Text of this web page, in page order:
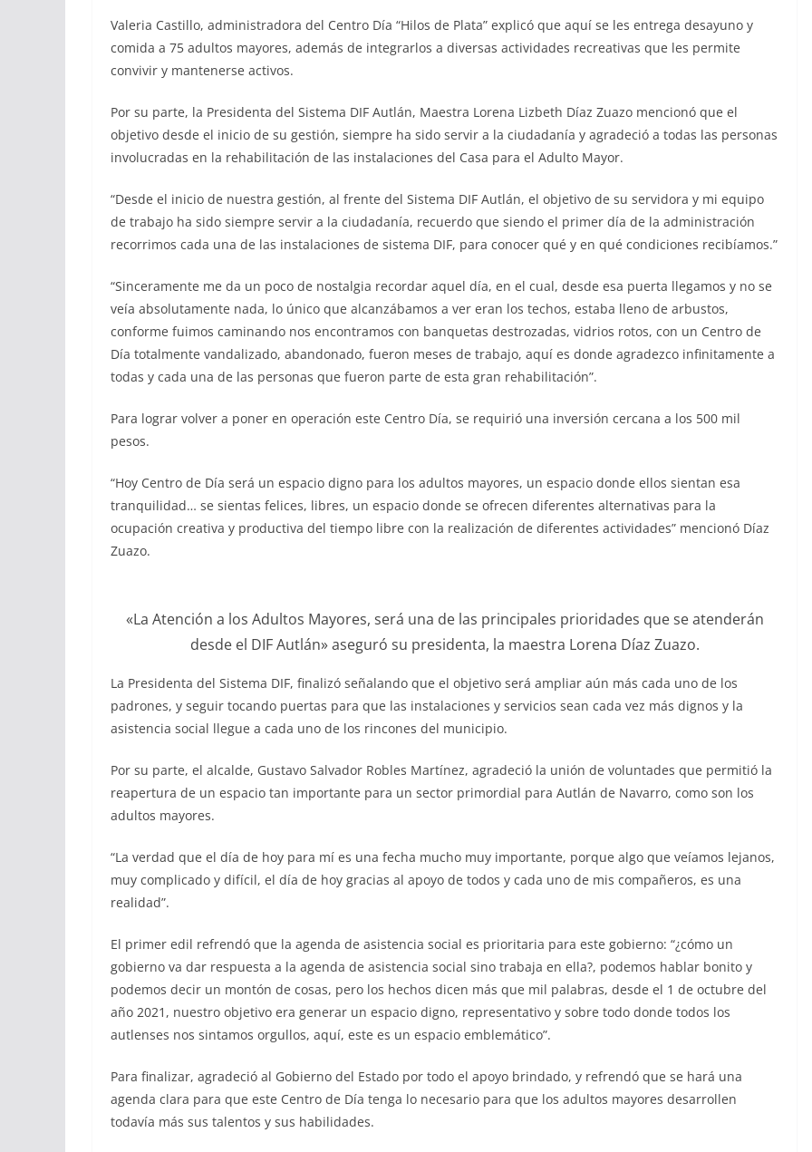
Valeria Castillo, administradora del Centro Día “Hilos de Plata” explicó que aquí se les entrega desayuno y
comida a 75 adultos mayores, además de integrarlos a diversas actividades recreativas que les permite
convivir y mantenerse activos.
Por su parte, la Presidenta del Sistema DIF Autlán, Maestra Lorena Lizbeth Díaz Zuazo mencionó que el
objetivo desde el inicio de su gestión, siempre ha sido servir a la ciudadanía y agradeció a todas las personas
involucradas en la rehabilitación de las instalaciones del Casa para el Adulto Mayor.
“Desde el inicio de nuestra gestión, al frente del Sistema DIF Autlán, el objetivo de su servidora y mi equipo
de trabajo ha sido siempre servir a la ciudadanía, recuerdo que siendo el primer día de la administración
recorrimos cada una de las instalaciones de sistema DIF, para conocer qué y en qué condiciones recibíamos.”
“Sinceramente me da un poco de nostalgia recordar aquel día, en el cual, desde esa puerta llegamos y no se
veía absolutamente nada, lo único que alcanzábamos a ver eran los techos, estaba lleno de arbustos,
conforme fuimos caminando nos encontramos con banquetas destrozadas, vidrios rotos, con un Centro de
Día totalmente vandalizado, abandonado, fueron meses de trabajo, aquí es donde agradezco infinitamente a
todas y cada una de las personas que fueron parte de esta gran rehabilitación”.
Para lograr volver a poner en operación este Centro Día, se requirió una inversión cercana a los 500 mil
pesos.
“Hoy Centro de Día será un espacio digno para los adultos mayores, un espacio donde ellos sientan esa
tranquilidad… se sientas felices, libres, un espacio donde se ofrecen diferentes alternativas para la
ocupación creativa y productiva del tiempo libre con la realización de diferentes actividades” mencionó Díaz
Zuazo.
«La Atención a los Adultos Mayores, será una de las principales prioridades que se atenderán
desde el DIF Autlán» aseguró su presidenta, la maestra Lorena Díaz Zuazo.
La Presidenta del Sistema DIF, finalizó señalando que el objetivo será ampliar aún más cada uno de los
padrones, y seguir tocando puertas para que las instalaciones y servicios sean cada vez más dignos y la
asistencia social llegue a cada uno de los rincones del municipio.
Por su parte, el alcalde, Gustavo Salvador Robles Martínez, agradeció la unión de voluntades que permitió la
reapertura de un espacio tan importante para un sector primordial para Autlán de Navarro, como son los
adultos mayores.
“La verdad que el día de hoy para mí es una fecha mucho muy importante, porque algo que veíamos lejanos,
muy complicado y difícil, el día de hoy gracias al apoyo de todos y cada uno de mis compañeros, es una
realidad”.
El primer edil refrendó que la agenda de asistencia social es prioritaria para este gobierno: “¿cómo un
gobierno va dar respuesta a la agenda de asistencia social sino trabaja en ella?, podemos hablar bonito y
podemos decir un montón de cosas, pero los hechos dicen más que mil palabras, desde el 1 de octubre del
año 2021, nuestro objetivo era generar un espacio digno, representativo y sobre todo donde todos los
autlenses nos sintamos orgullos, aquí, este es un espacio emblemático”.
Para finalizar, agradeció al Gobierno del Estado por todo el apoyo brindado, y refrendó que se hará una
agenda clara para que este Centro de Día tenga lo necesario para que los adultos mayores desarrollen
todavía más sus talentos y sus habilidades.